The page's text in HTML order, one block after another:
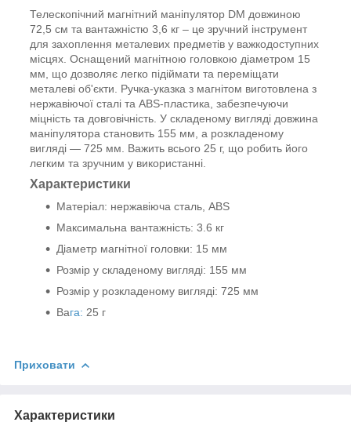
Телескопічний магнітний маніпулятор DM довжиною
72,5 см та вантажністю 3,6 кг – це зручний інструмент
для захоплення металевих предметів у важкодоступних
місцях. Оснащений магнітною головкою діаметром 15
мм, що дозволяє легко підіймати та переміщати
металеві об'єкти. Ручка-указка з магнітом виготовлена з
нержавіючої сталі та ABS-пластика, забезпечуючи
міцність та довговічність. У складеному вигляді довжина
маніпулятора становить 155 мм, а розкладеному
вигляді — 725 мм. Важить всього 25 г, що робить його
легким та зручним у використанні.
Характеристики
Матеріал: нержавіюча сталь, ABS
Максимальна вантажність: 3.6 кг
Діаметр магнітної головки: 15 мм
Розмір у складеному вигляді: 155 мм
Розмір у розкладеному вигляді: 725 мм
Вага: 25 г
Приховати
Характеристики